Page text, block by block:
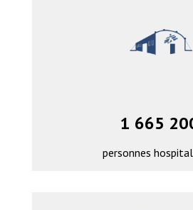
1 665
personnes